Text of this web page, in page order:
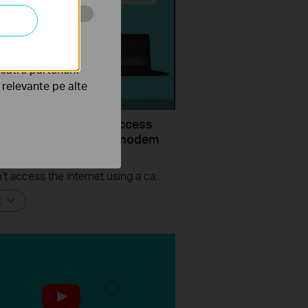
I do if I cannot access
- Using a cable modem
Link router
web a
partenerii
pe alte